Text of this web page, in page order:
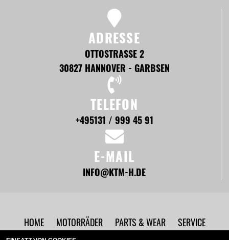
ADRESSE
OTTOSTRASSE 2
30827 HANNOVER - GARBSEN
TELEFON
+495131 / 999 45 91
E-MAIL
INFO@KTM-H.DE
HOME MOTORRÄDER PARTS & WEAR
SERVICE
UNTERNEHMEN
NEWS